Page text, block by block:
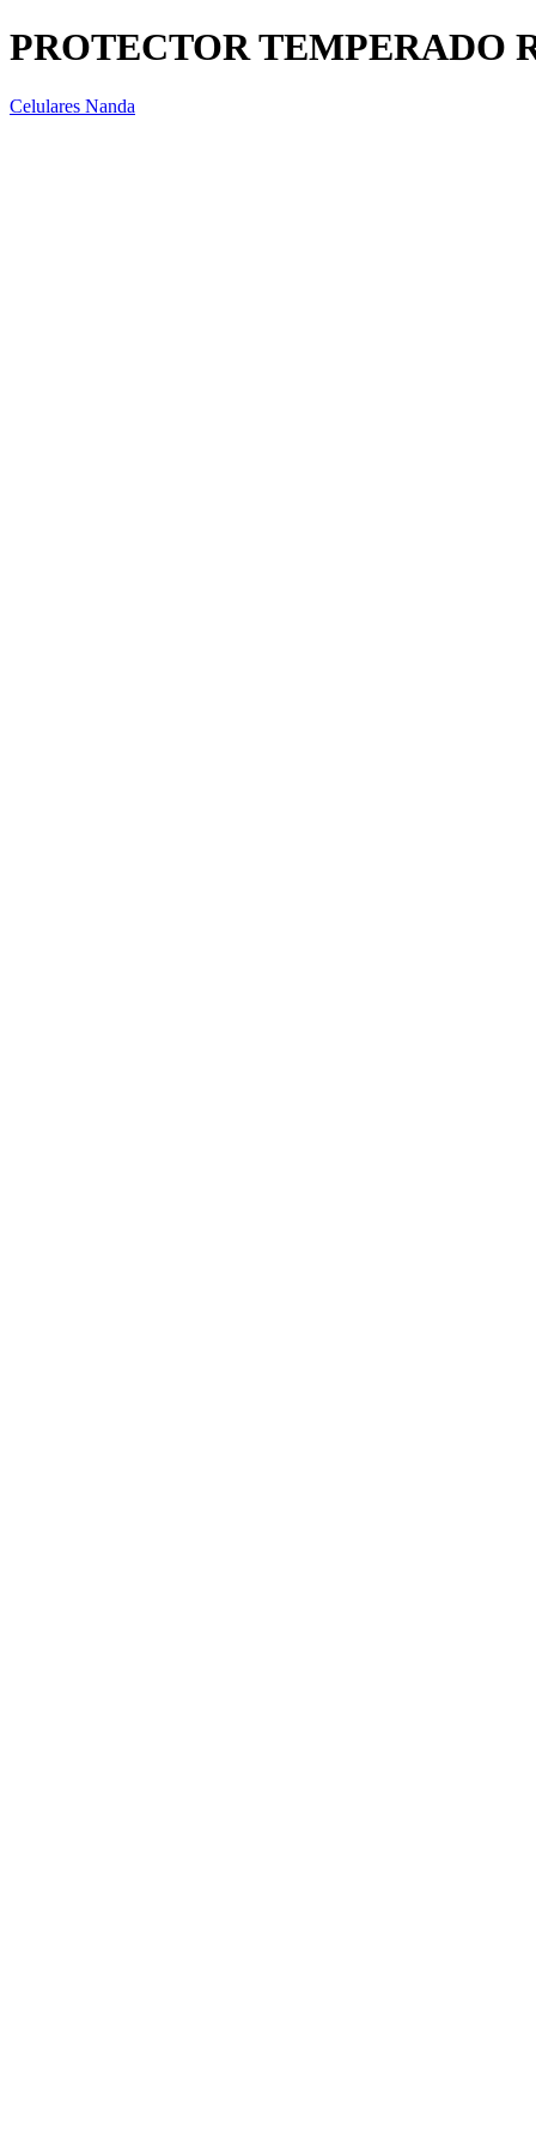
PROTECTOR TEMPERADO
Celulares Nanda